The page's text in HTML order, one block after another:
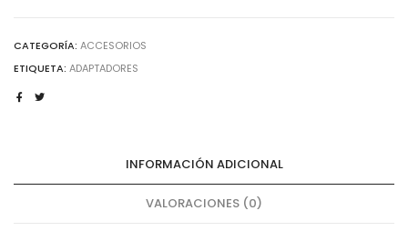
CATEGORÍA: ACCESORIOS
ETIQUETA: ADAPTADORES
INFORMACIÓN ADICIONAL
VALORACIONES (0)